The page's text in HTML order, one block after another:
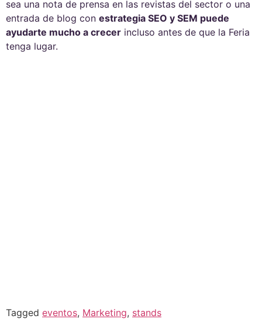
sea una nota de prensa en las revistas del sector o una
entrada de blog con estrategia SEO y SEM puede
ayudarte mucho a crecer incluso antes de que la Feria
tenga lugar.
Tagged eventos, Marketing, stands